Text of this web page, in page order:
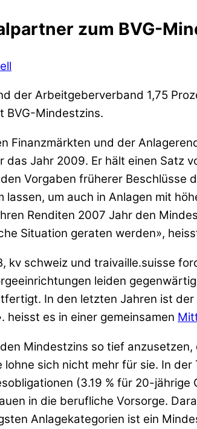
zum BVG-
der Arbeitgeberverband 1,75
BVG-Mindestzins.
Finanzmärkten und der
Jahr 2009. Er hält einen Satz
Vorgaben früherer
um auch in Anlagen mit
Renditen 2007 Jahr den
Situation geraten werden»,
kv schweiz und traivaille.suisse
leiden
In den letzten Jahren ist
es in einer gemeinsamen
Mindestzins so tief
sich nicht mehr für sie. In
(3.19 % für 20-
in die berufliche Vorsorge.
Anlagekategorien ist ein